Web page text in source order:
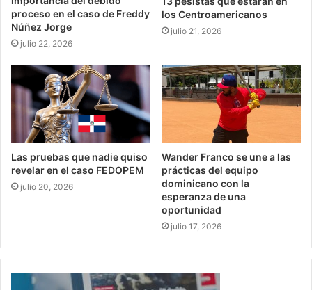
proceso en el caso de Freddy
Núñez Jorge
julio 22, 2026
los Centroamericanos
julio 21, 2026
Las pruebas que nadie quiso
revelar en el caso FEDOPEM
julio 20, 2026
Wander Franco se une a las
prácticas del equipo
dominicano con la
esperanza de una
oportunidad
julio 17, 2026